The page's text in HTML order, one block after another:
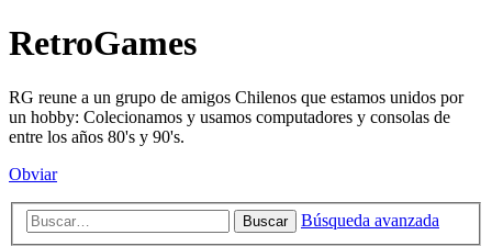
RetroGames
RG reune a un grupo de amigos Chilenos que estamos unidos por
un hobby: Colecionamos y usamos computadores y consolas de
entre los años 80's y 90's.
Obviar
Buscar Búsqueda avanzada